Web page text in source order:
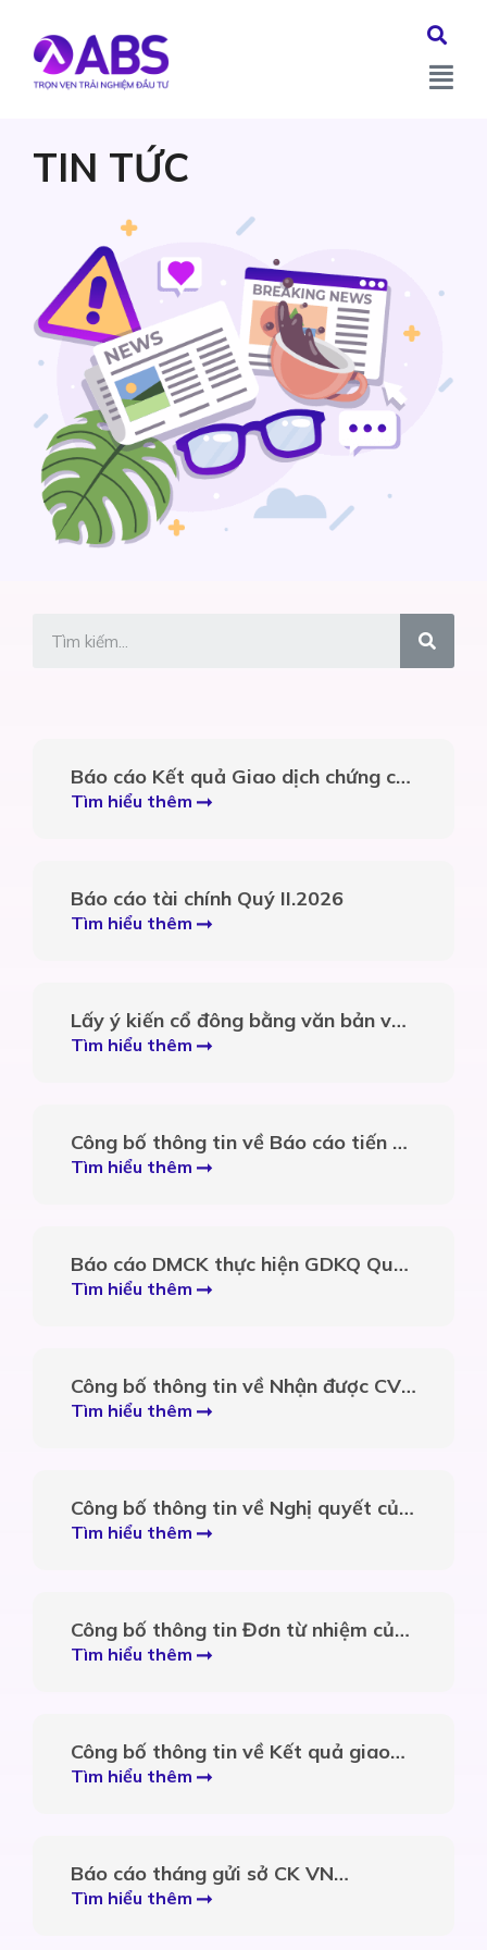
TIN TỨC
Báo cáo Kết quả Giao dịch chứng chỉ
quỹ của người có liên quan của người
Tìm hiểu thêm
Báo cáo tài chính Quý II.2026
Tìm hiểu thêm
Lấy ý kiến cổ đông bằng văn bản và
ngày đăng ký cuối cùng
Tìm hiểu thêm
Công bố thông tin về Báo cáo tiến độ
sử dụng số tiền thu được từ đợt chào
Tìm hiểu thêm
Báo cáo DMCK thực hiện GDKQ Quý
3 năm 2026
Tìm hiểu thêm
Công bố thông tin về Nhận được CV
8600/VSDC-ĐKCP.NV của TCT lưu
Tìm hiểu thêm
Công bố thông tin về Nghị quyết của
Hội đồng quản trị về việc Chấp
Tìm hiểu thêm
Công bố thông tin Đơn từ nhiệm của
thành viên HĐQT
Tìm hiểu thêm
Công bố thông tin về Kết quả giao
dịch cổ phiếu/chứng minh chỉ/bảo
Tìm hiểu thêm
Báo cáo tháng gửi sở CK VN
T06.2026
Tìm hiểu thêm